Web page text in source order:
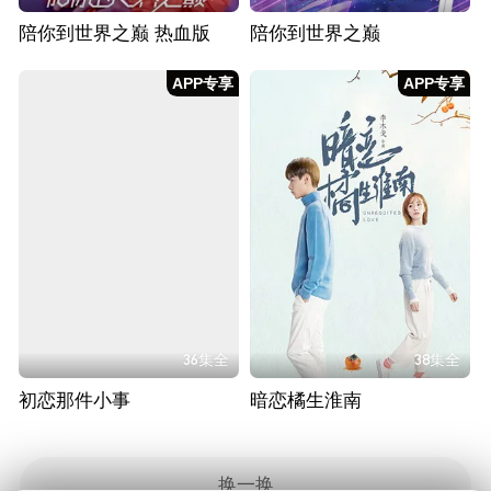
陪你到世界之巅 热血版 陪你到世界之巅
APP专享
36集全
初恋那件小事
APP专享
38集全
暗恋橘生淮南
换一换